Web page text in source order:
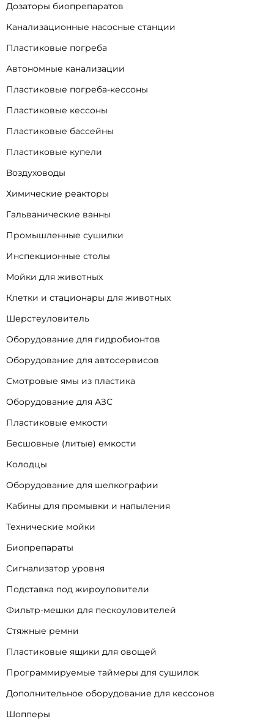
Дозаторы биопрепаратов
Канализационные насосные станции
Пластиковые погреба
Автономные канализации
Пластиковые погреба-кессоны
Пластиковые кессоны
Пластиковые бассейны
Пластиковые купели
Воздуховоды
Химические реакторы
Гальванические ванны
Промышленные сушилки
Инспекционные столы
Мойки для животных
Клетки и стационары для животных
Шерстеуловитель
Оборудование для гидробионтов
Оборудование для автосервисов
Смотровые ямы из пластика
Оборудование для АЗС
Пластиковые емкости
Бесшовные (литые) емкости
Колодцы
Оборудование для шелкографии
Кабины для промывки и напыления
Технические мойки
Биопрепараты
Сигнализатор уровня
Подставка под жироуловители
Фильтр-мешки для пескоуловителей
Стяжные ремни
Пластиковые ящики для овощей
Программируемые таймеры для сушилок
Дополнительное оборудование для кессонов
Шопперы